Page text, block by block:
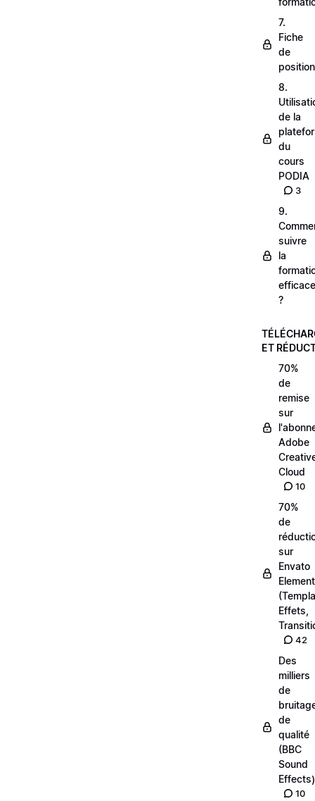
7.
Fiche
de
8.
de la
du
cours
PODIA
3
9.
suivre
la
?
ET
70%
de
remise
sur
Adobe
Cloud
10
70%
de
sur
Envato
Effets,
42
Des
milliers
de
de
qualité
(BBC
Sound
Effects)
10